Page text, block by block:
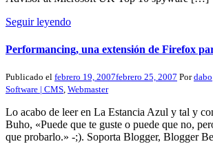
Seguir leyendo
Performancing, una extensión de Firefox
Publicado el febrero 19, 2007febrero 25, 2007 Pordabo
Software | CMS, Webmaster
Lo acabo de leer en La Estancia Azul y tal y
Buho, «Puede que te guste o puede que no,
que probarlo.» -;). Soporta Blogger, Blogger